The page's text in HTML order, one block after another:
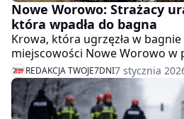
Nowe Worowo: Strażacy
która wpadła do bagna
Krowa, która ugrzęzła w
miejscowości Nowe Worowo w
została uratowana przez
Pomorskiego i druhów OSP.
godzinę, a zwierzę wróciło do
stanie.
REDAKCJA TWOJE7DNI7 stycznia